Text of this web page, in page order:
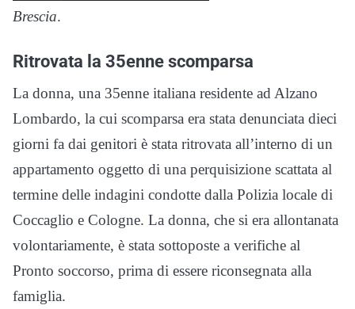
Brescia.
Ritrovata la 35enne scomparsa
La donna, una 35enne italiana residente ad Alzano
Lombardo, la cui scomparsa era stata denunciata dieci
giorni fa dai genitori è stata ritrovata all’interno di un
appartamento oggetto di una perquisizione scattata al
termine delle indagini condotte dalla Polizia locale di
Coccaglio e Cologne. La donna, che si era allontanata
volontariamente, è stata sottoposte a verifiche al
Pronto soccorso, prima di essere riconsegnata alla
famiglia.